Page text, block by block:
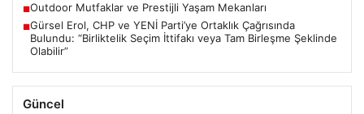
■Outdoor Mutfaklar ve Prestijli Yaşam Mekanları
■Gürsel Erol, CHP ve YENİ Parti’ye Ortaklık Çağrısında
Bulundu: “Birliktelik Seçim İttifakı veya Tam Birleşme Şeklinde
Olabilir”
Güncel